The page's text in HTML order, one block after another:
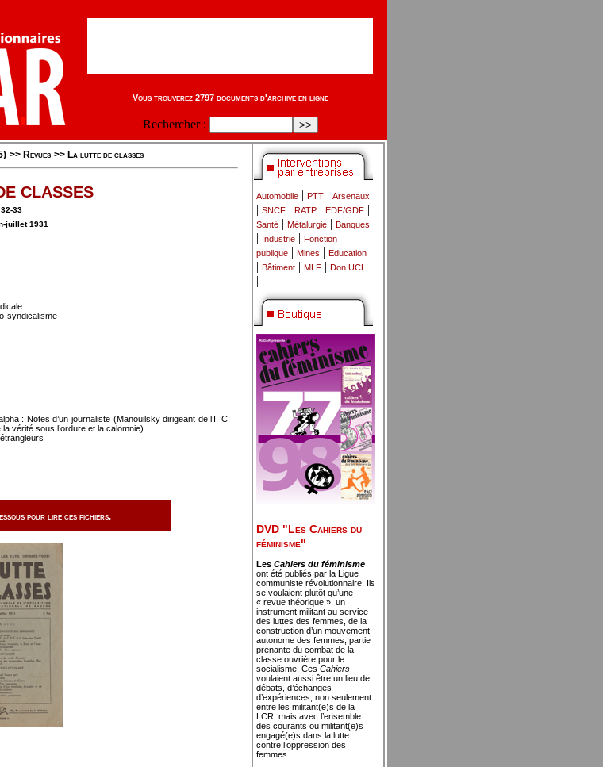
Vous trouverez 2797 documents d'archive en ligne
Rechercher :
>> Revues >> La lutte de classes
CLASSES
32-33
juillet 1931
syndicalisme
: Notes d’un journaliste (Manouilsky dirigeant de l’I. C.
vérité sous l’ordure et la calomnie).
pour lire ces fichiers.
Automobile | PTT | Arsenaux
| SNCF | RATP | EDF/GDF |
Santé | Métalurgie | Banques
| Industrie | Fonction
publique | Mines | Education
| Bâtiment | MLF | Don UCL
|
DVD "Les Cahiers du
féminisme"
Les Cahiers du féminisme
ont été publiés par la Ligue
communiste révolutionnaire. Ils
se voulaient plutôt qu’une
« revue théorique », un
instrument militant au service
des luttes des femmes, de la
construction d’un mouvement
autonome des femmes, partie
prenante du combat de la
classe ouvrière pour le
socialisme. Ces Cahiers
voulaient aussi être un lieu de
débats, d’échanges
d’expériences, non seulement
entre les militant(e)s de la
LCR, mais avec l’ensemble
des courants ou militant(e)s
engagé(e)s dans la lutte
contre l’oppression des
femmes.